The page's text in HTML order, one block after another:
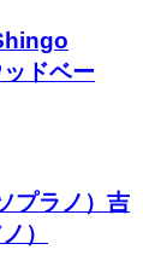
ドベー
プラノ）吉
）